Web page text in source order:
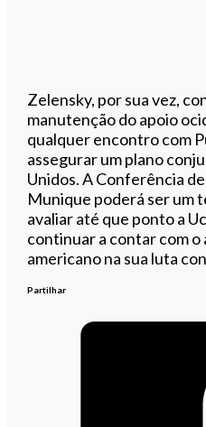
Zelensky, por sua vez,
manutenção do apoio
qualquer encontro com
assegurar um plano
Unidos. A Conferência
Munique poderá ser um
avaliar até que ponto a
continuar a contar com
americano na sua luta
Partilhar